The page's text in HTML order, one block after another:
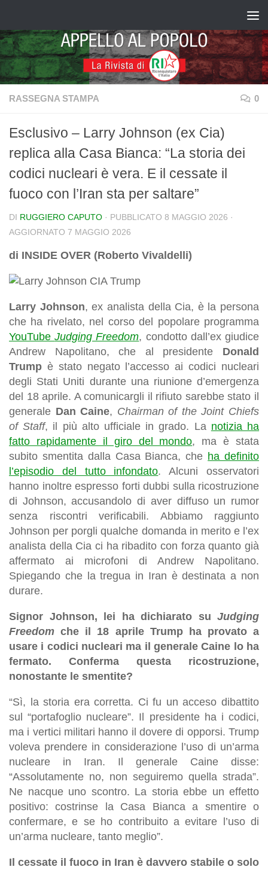
RASSEGNA STAMPA 0
Esclusivo – Larry Johnson (ex Cia)
replica alla Casa Bianca: “La storia dei
codici nucleari è vera. E il cessate il
fuoco con l’Iran sta per saltare”
DI RUGGIERO CAPUTO · PUBBLICATO 8 MAGGIO 2026 ·
AGGIORNATO 7 MAGGIO 2026
di INSIDE OVER (Roberto Vivaldelli)
Larry Johnson, ex analista della Cia, è la persona
che ha rivelato, nel corso del popolare programma
YouTubeJudging Freedom, condotto dall’ex giudice
Andrew Napolitano, che al presidente Donald
Trump è stato negato l’accesso ai codici nucleari
degli Stati Uniti durante una riunione d’emergenza
del 18 aprile. A comunicargli il rifiuto sarebbe stato il
generale Dan Caine, Chairman of the Joint Chiefs
of Staff, il più alto ufficiale in grado. La notizia ha
fatto rapidamente il giro del mondo, ma è stata
subito smentita dalla Casa Bianca, che ha definito
l’episodio del tutto infondato. Alcuni osservatori
hanno inoltre espresso forti dubbi sulla ricostruzione
di Johnson, accusandolo di aver diffuso un rumor
senza riscontri verificabili. Abbiamo raggiunto
Johnson per porgli qualche domanda in merito e l’ex
analista della Cia ci ha ribadito con forza quanto già
affermato ai microfoni di Andrew Napolitano.
Spiegando che la tregua in Iran è destinata a non
durare.
Signor Johnson, lei ha dichiarato su Judging
Freedomche il 18 aprile Trump ha provato a
usare i codici nucleari ma il generale Caine lo ha
fermato. Conferma questa ricostruzione,
nonostante le smentite?
“Sì, la storia era corretta. Ci fu un acceso dibattito
sul “portafoglio nucleare”. Il presidente ha i codici,
ma i vertici militari hanno il dovere di opporsi. Trump
voleva prendere in considerazione l’uso di un’arma
nucleare in Iran. Il generale Caine disse:
“Assolutamente no, non seguiremo quella strada”.
Ne nacque uno scontro. La storia ebbe un effetto
positivo: costrinse la Casa Bianca a smentire o
confermare, e se ho contribuito a evitare l’uso di
un’arma nucleare, tanto meglio”.
Il cessate il fuoco in Iran è davvero stabile o solo